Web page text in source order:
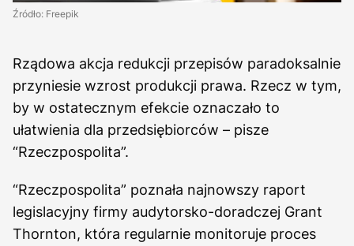
Źródło: Freepik
Rządowa akcja redukcji przepisów paradoksalnie
przyniesie wzrost produkcji prawa. Rzecz w tym,
by w ostatecznym efekcie oznaczało to
ułatwienia dla przedsiębiorców – pisze
“Rzeczpospolita”.
“Rzeczpospolita” poznała najnowszy raport
legislacyjny firmy audytorsko-doradczej Grant
Thornton, która regularnie monitoruje proces